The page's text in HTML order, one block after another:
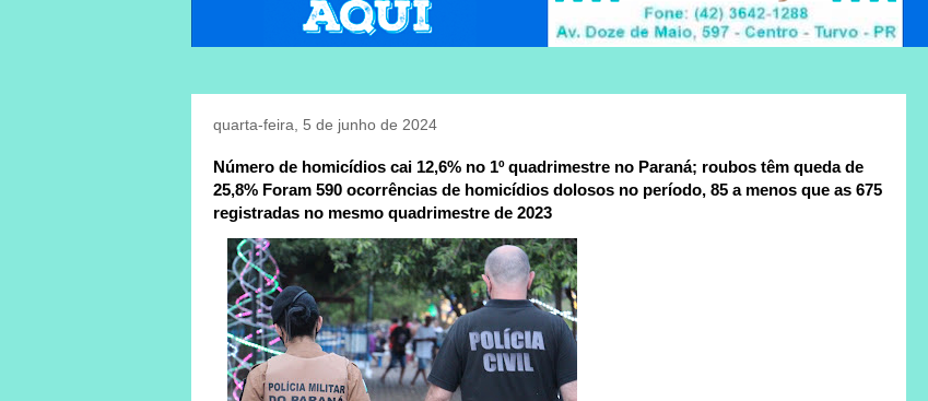
quarta-feira, 5 de junho de 2024
Número de homicídios cai 12,6% no 1º quadrimestre no Paraná; roubos têm queda de
25,8% Foram 590 ocorrências de homicídios dolosos no período, 85 a menos que as 675
registradas no mesmo quadrimestre de 2023